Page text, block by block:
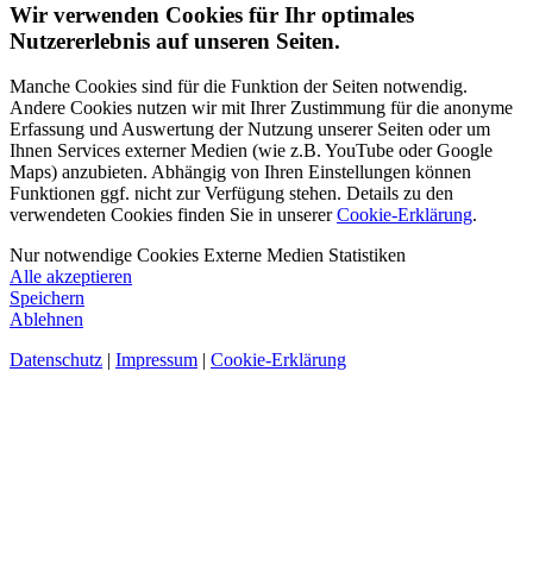
Wir verwenden Cookies für Ihr optimales
Nutzererlebnis auf unseren Seiten.
Manche Cookies sind für die Funktion der Seiten notwendig.
Andere Cookies nutzen wir mit Ihrer Zustimmung für die anonyme
Erfassung und Auswertung der Nutzung unserer Seiten oder um
Ihnen Services externer Medien (wie z.B. YouTube oder Google
Maps) anzubieten. Abhängig von Ihren Einstellungen können
Funktionen ggf. nicht zur Verfügung stehen. Details zu den
verwendeten Cookies finden Sie in unsererCookie-Erklärung.
Nur notwendige Cookies Externe Medien Statistiken
Alle akzeptieren
Speichern
Ablehnen
Datenschutz | Impressum | Cookie-Erklärung